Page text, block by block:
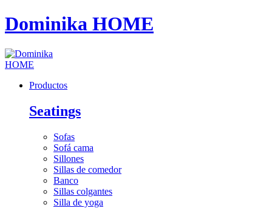
Dominika HOME
Productos
Seatings
Sofas
Sofá cama
Sillones
Sillas de comedor
Banco
Sillas colgantes
Silla de yoga